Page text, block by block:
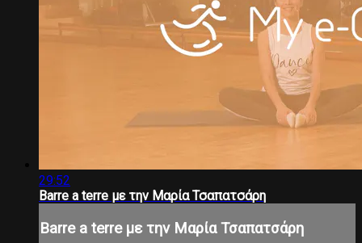
29:52
Barre a terre με την Μαρία Τσαπατσάρη
Barre a terre με την Μαρία Τσαπατσάρη